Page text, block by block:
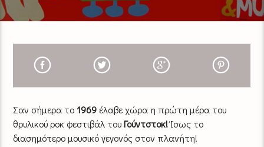
Σαν σήμερα το1969έλαβε χώρα η πρώτη μέρα του
θρυλικού ροκ φεστιβάλ τουΓούντστοκ!Ίσως το
διασημότερο μουσικό γεγονός στον πλανήτη!